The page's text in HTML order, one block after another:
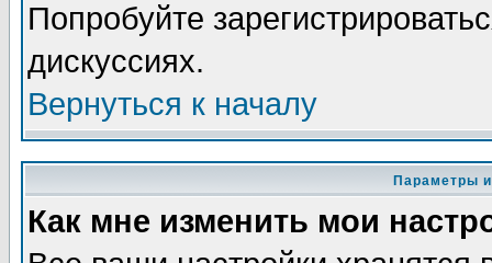
Попробуйте
дискуссиях.
Вернуться к началу
Параметры
Как мне изменить мои